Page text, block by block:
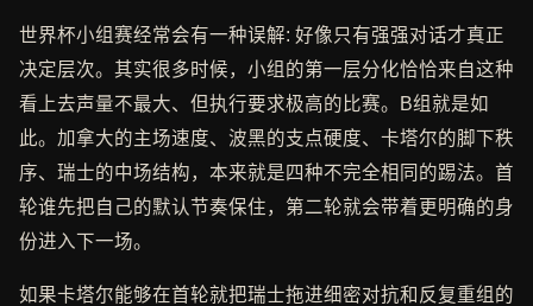
世界杯小组赛经常会有一种误解: 好像只有强强对话才真正
决定层次。其实很多时候，小组的第一层分化恰恰来自这种
看上去声量不最大、但执行要求极高的比赛。B组就是如
此。加拿大的主场速度、波黑的支点硬度、卡塔尔的脚下秩
序、瑞士的中场结构，本来就是四种不完全相同的踢法。首
轮谁先把自己的默认节奏保住，第二轮就会带着更明确的身
份进入下一场。
如果卡塔尔能够在首轮就把瑞士拖进细密对抗和反复重组的